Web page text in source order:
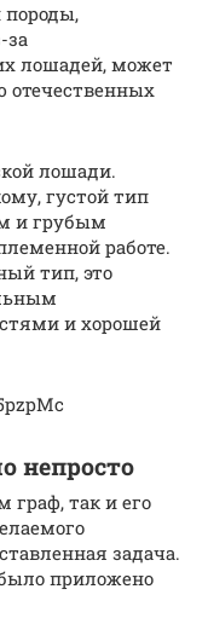
породы,
за
лошадей, может
отечественных
лошади.
густой тип
и грубым
работе.
тип, это
и хорошей
непросто
граф, так и его
задача.
приложено